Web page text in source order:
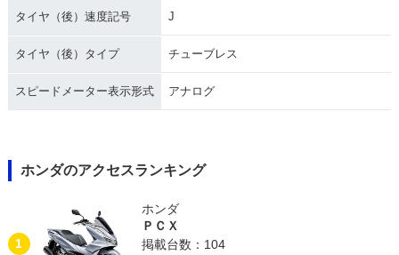
タイヤ（後）速度記号 J
タイヤ（後）タイプ チューブレス
スピードメーター表示形式 アナログ
ホンダのアクセスランキング
1
ホンダ
ＰＣＸ
掲載台数：104